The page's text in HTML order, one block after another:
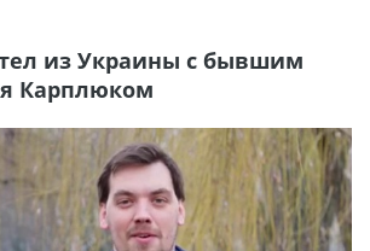
из Украины с бывшим
Карплюком